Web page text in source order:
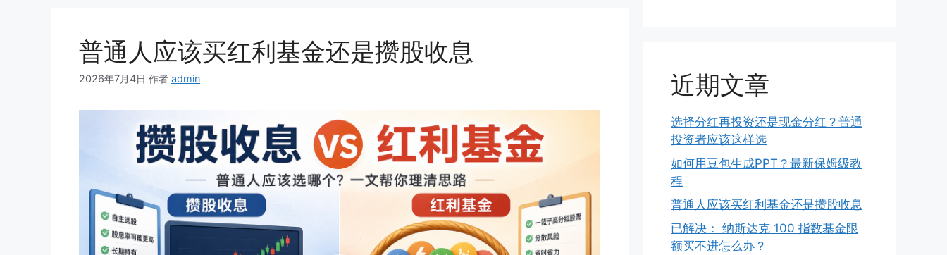
普通人应该买红利基金还是攒股收息
2026年7月4日 作者 admin 近期文章
选择分红再投资还是现金分红？普通
投资者应该这样选
如何用豆包生成PPT？最新保姆级教
程
普通人应该买红利基金还是攒股收息
已解决： 纳斯达克 100 指数基金限
额买不进怎么办？